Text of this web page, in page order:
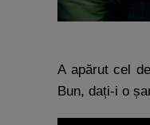
A apărut cel
Bun, dați-i o